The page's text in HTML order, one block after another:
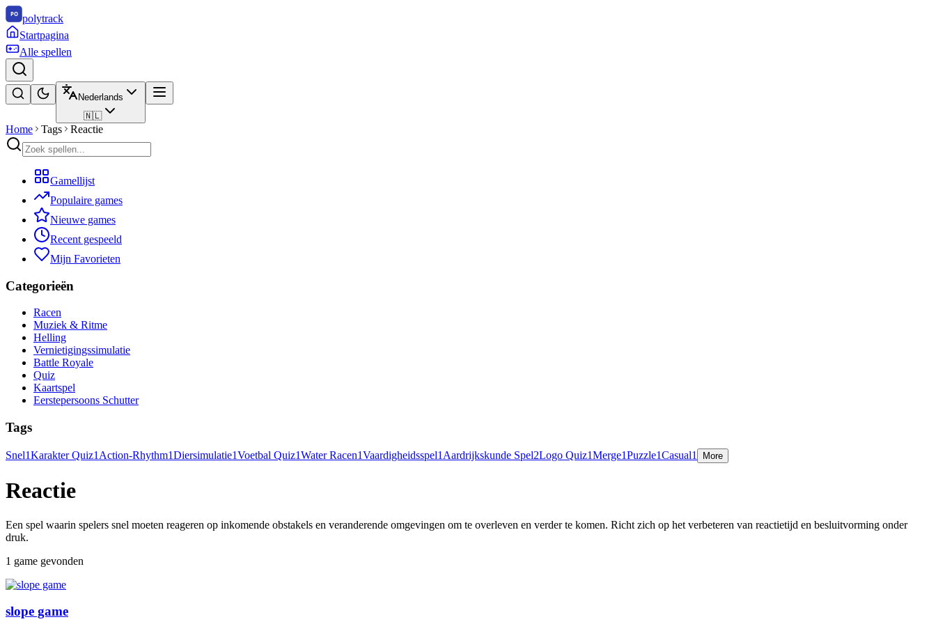
polytrack
Startpagina
Alle spellen
Nederlands
🇳🇱
Home Tags Reactie
Gamellijst
Populaire games
Nieuwe games
Recent gespeeld
Mijn Favorieten
Categorieën
Racen
Muziek & Ritme
Helling
Vernietigingssimulatie
Battle Royale
Quiz
Kaartspel
Eerstepersoons Schutter
Tags
Snel1Karakter Quiz1 Action-Rhythm1Diersimulatie1Voetbal Quiz1Water Racen1Vaardigheidsspel1 Aardrijkskunde Spel2Logo Quiz1Merge1Puzzle1Casual1 More
Reactie
Een spel waarin spelers snel moeten reageren op inkomende obstakels en veranderende omgevingen om te overleven en verder te komen. Richt zich op het verbeteren van reactietijd en besluitvorming onder
druk.
1 game gevonden
slope game